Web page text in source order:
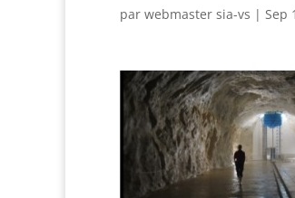
par webmaster sia-vs | Sep